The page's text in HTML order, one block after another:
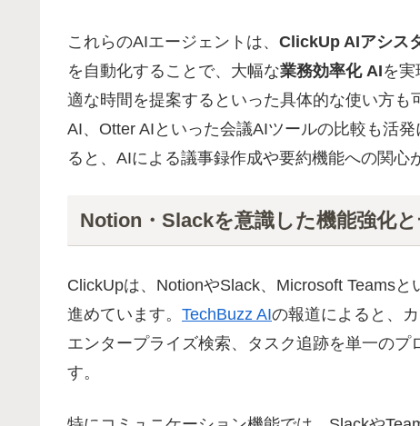
これらのAIエージェントは、 ClickUp AIアシス
を自動化することで、大幅な業務効率化 AIを
適な時間を提案するといった具体的な使い方
AI、Otter AIといった会議AIツールの比較も活発
ると、AIによる議事録作成や要約機能への関心
Notion・Slackを意識した機能強化
ClickUpは、NotionやSlack、Microsoft Teams
進めています。 TechBuzz AIの報道によると、
エンタープライズ検索、タスク追跡を単一の
す。